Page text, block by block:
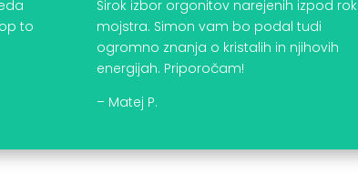
to
Širok izbor orgonitov narejenih izpod rok
mojstra. Simon vam bo podal tudi
ogromno znanja o kristalih in njihovih
energijah. Priporočam!
– Matej P.